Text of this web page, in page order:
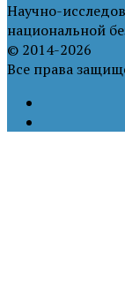
Научно-
национальной
© 2014-2026
Все права